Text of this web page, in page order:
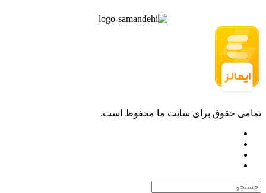
تمامی حقوق برای سایت ما محفوظ است.